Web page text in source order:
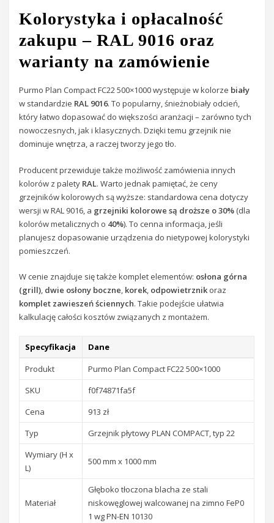
Kolorystyka i opłacalność
zakupu – RAL 9016 oraz
warianty na zamówienie
Purmo Plan Compact FC22 500×1000 występuje w kolorze biały
w standardzie RAL 9016. To popularny, śnieżnobiały odcień,
który łatwo dopasować do większości aranżacji – zarówno tych
nowoczesnych, jak i klasycznych. Dzięki temu grzejnik nie
dominuje wnętrza, a raczej tworzy jego tło.
Producent przewiduje także możliwość zamówienia innych
kolorów z palety RAL. Warto jednak pamiętać, że ceny
grzejników kolorowych są wyższe: standardowa cena dotyczy
wersji w RAL 9016, a grzejniki kolorowe są droższe o 30% (dla
kolorów metalicznych o 40%). To cenna informacja, jeśli
planujesz dopasowanie urządzenia do nietypowej kolorystyki
pomieszczeń.
W cenie znajduje się także komplet elementów: osłona górna
(grill), dwie osłony boczne, korek, odpowietrznik oraz
komplet zawieszeń ściennych. Takie podejście ułatwia
kalkulację całości kosztów związanych z montażem.
Specyfikacja
Dane
Produkt
Purmo Plan Compact FC22 500×1000
SKU
f0f74871fa5f
Cena
913 zł
Typ
Grzejnik płytowy PLAN COMPACT, typ 22
Wymiary (H x
L)
500 mm x 1000 mm
Materiał
Głęboko tłoczona blacha ze stali
niskowęglowej walcowanej na zimno FeP0
1 wg PN-EN 10130